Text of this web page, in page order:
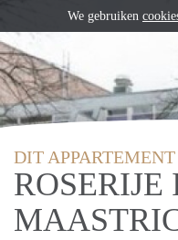
DIT
ROSERIJE
We gebruiken